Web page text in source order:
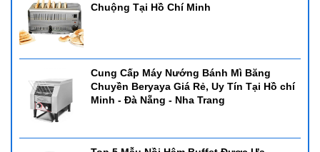
Chuộng Tại Hồ Chí Minh
Cung Cấp Máy Nướng Bánh Mì Băng
Chuyền Beryaya Giá Rẻ, Uy Tín Tại Hồ chí
Minh - Đà Nẵng - Nha Trang